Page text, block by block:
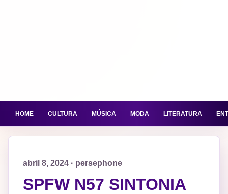
HOME CULTURA MÚSICA MODA LITERATURA
abril 8, 2024 · persephone
SPFW N57 SINTONIA